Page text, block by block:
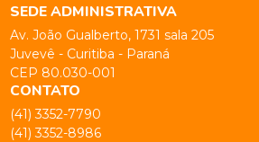
SEDE ADMINISTRATIVA
Av. João Gualberto, 1731 sala 205
Juvevê - Curitiba - Paraná
CEP 80.030-001
CONTATO
(41) 3352-7790
(41) 3352-8986